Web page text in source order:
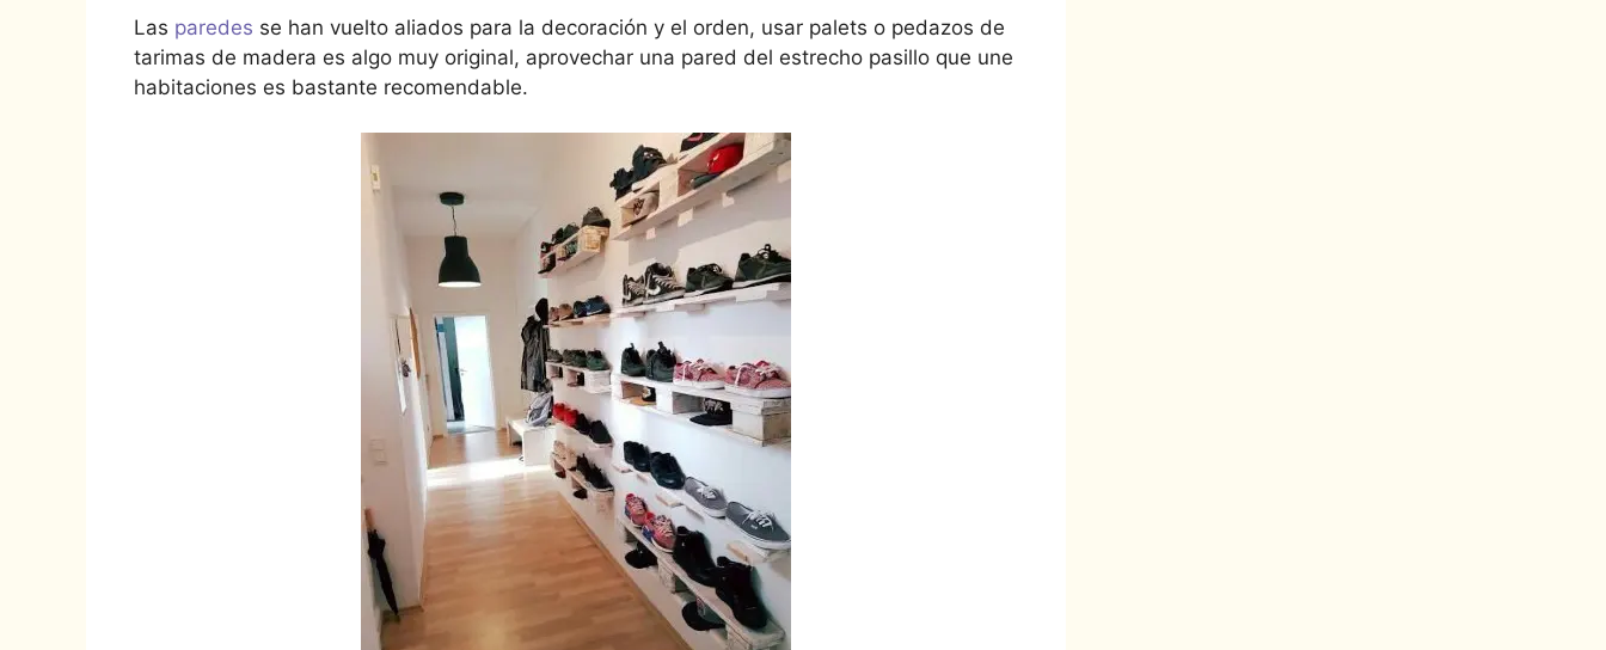
Las paredes se han vuelto aliados para la decoración y el orden, usar palets o pedazos de
tarimas de madera es algo muy original, aprovechar una pared del estrecho pasillo que une
habitaciones es bastante recomendable.